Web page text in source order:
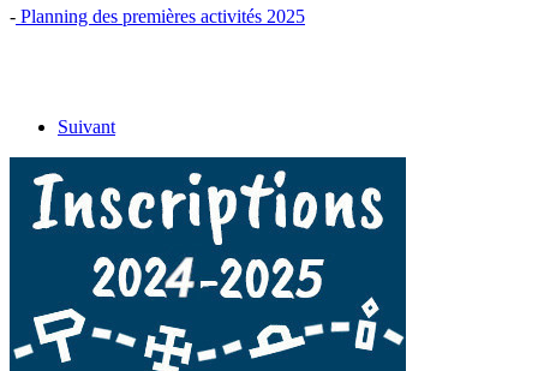
- Planning des premières activités 2025
Suivant